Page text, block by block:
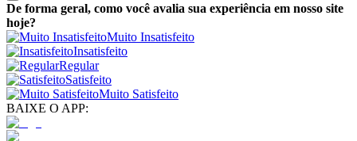
De forma geral, como você avalia sua experiência em nosso site
hoje?
Muito Insatisfeito
Insatisfeito
Regular
Satisfeito
Muito Satisfeito
BAIXE O APP: